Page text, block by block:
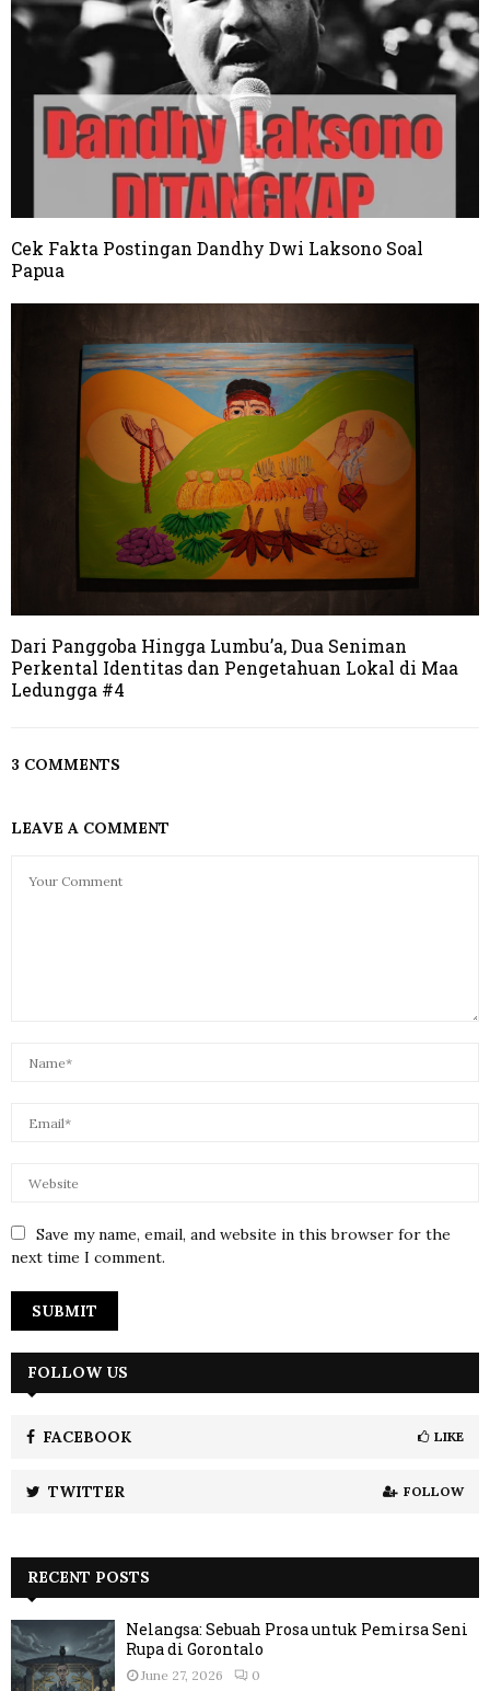
Cek Fakta Postingan Dandhy Dwi Laksono Soal
Papua
Dari Panggoba Hingga Lumbu’a, Dua Seniman
Perkental Identitas dan Pengetahuan Lokal di Maa
Ledungga #4
3 COMMENTS
LEAVE A COMMENT
Save my name, email, and website in this browser for the
next time I comment.
FOLLOW US
FACEBOOK LIKE
TWITTER FOLLOW
RECENT POSTS
Nelangsa: Sebuah Prosa untuk Pemirsa Seni
Rupa di Gorontalo
June 27, 2026 0